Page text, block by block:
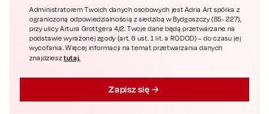
Administratorem Twoich danych osobowych jest Adria Art spółka z
ograniczoną odpowiedzialnością z siedzibą w Bydgoszczy (85- 227),
przy ulicy Artura Grottgera 4/2. Twoje dane będą przetwarzane na
podstawie wyrażonej zgody (art. 6 ust. 1 lit. a RODOD) – do czasu jej
wycofania. Więcej informacji na temat przetwarzania danych
znajdziesztutaj.
Zapisz się